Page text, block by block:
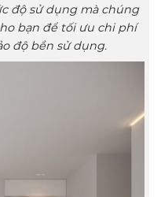
độ sử dụng mà chúng
bạn để tối ưu chi phí
độ bền sử dụng.